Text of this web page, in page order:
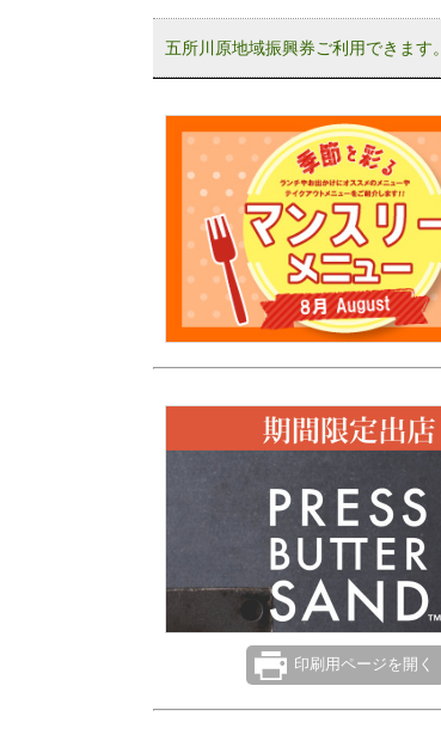
五所川原地域振興券ご利用できます。
印刷用ページを開く